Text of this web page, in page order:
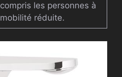
compris les personnes à
mobilité réduite.